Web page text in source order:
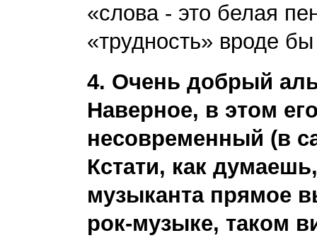
«слова - это белая
«трудность» вроде
4. Очень добрый
Наверное, в этом
несовременный (в
Кстати, как
музыканта прямое
рок-музыке, таком